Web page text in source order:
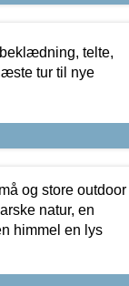
telte,
tur til nye
og store outdoor
natur, en
himmel en lys